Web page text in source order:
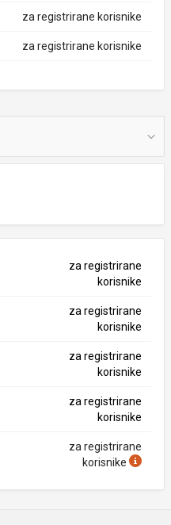
za registrirane korisnike
za registrirane korisnike
za registrirane
korisnike
za registrirane
korisnike
za registrirane
korisnike
za registrirane
korisnike
za registrirane
korisnike